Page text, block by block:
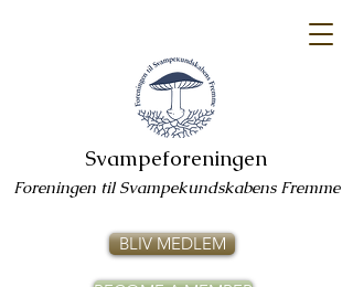
Svampeforeningen
Foreningen til Svampekundskabens Fremme
BLIV MEDLEM